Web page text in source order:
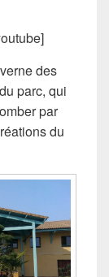
des
parc, qui
par
du